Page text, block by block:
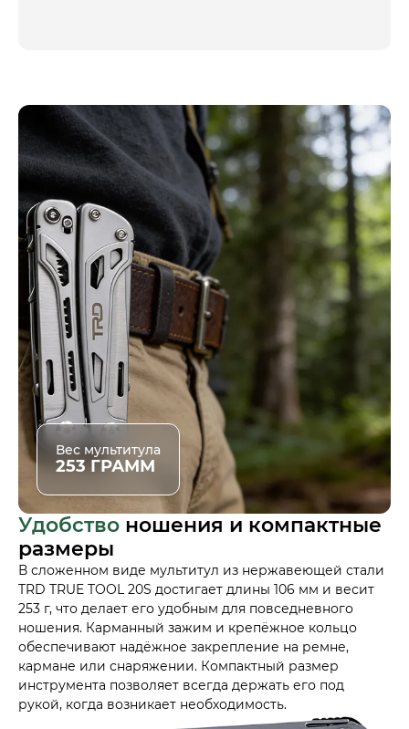
Удобство ношения и компактные
размеры
В сложенном виде мультитул из нержавеющей стали
TRD TRUE TOOL 20S достигает длины 106 мм и весит
253 г, что делает его удобным для повседневного
ношения. Карманный зажим и крепёжное кольцо
обеспечивают надёжное закрепление на ремне,
кармане или снаряжении. Компактный размер
инструмента позволяет всегда держать его под
рукой, когда возникает необходимость.
Вес мультитула
253 ГРАММ